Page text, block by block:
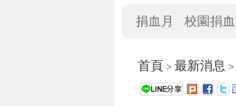
捐血月 校園捐血
首頁 > 最新消息 >